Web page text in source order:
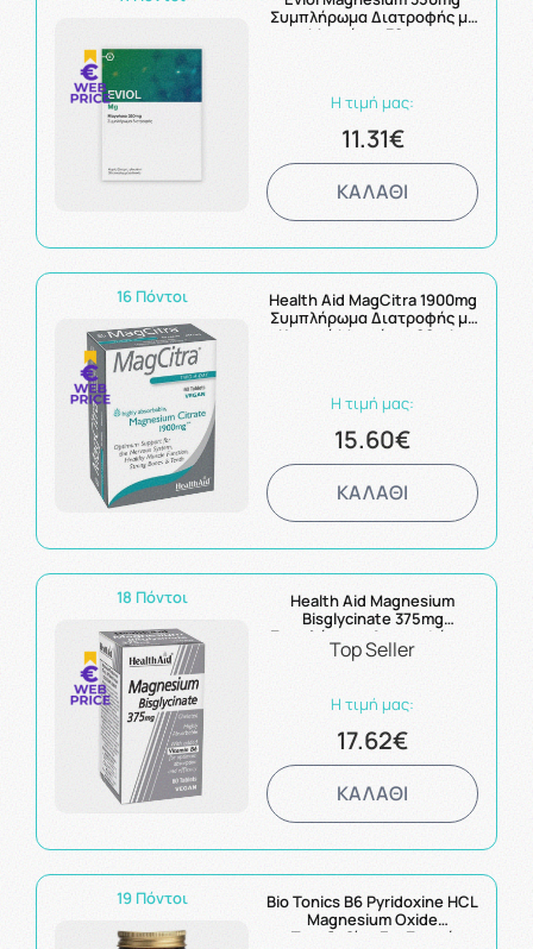
Συμπλήρωμα Διατροφής με
Μαγνήσιο 30caps
Η τιμή μας:
11.31€
ΚΑΛΑΘΙ
16 Πόντοι
Health Aid MagCitra 1900mg
Συμπλήρωμα Διατροφής με
Κιτρικό Μαγνήσιο 60tabs
Η τιμή μας:
15.60€
ΚΑΛΑΘΙ
18 Πόντοι
Health Aid Magnesium
Bisglycinate 375mg
Συμπλήρωμα Διατροφής με
Μαγνήσιο & Βιταμίνη B6
Top Seller
Η τιμή μας:
17.62€
ΚΑΛΑΘΙ
19 Πόντοι
Bio Tonics B6 Pyridoxine HCL
Magnesium Oxide
Πυριδοξίνη Για Σωστή